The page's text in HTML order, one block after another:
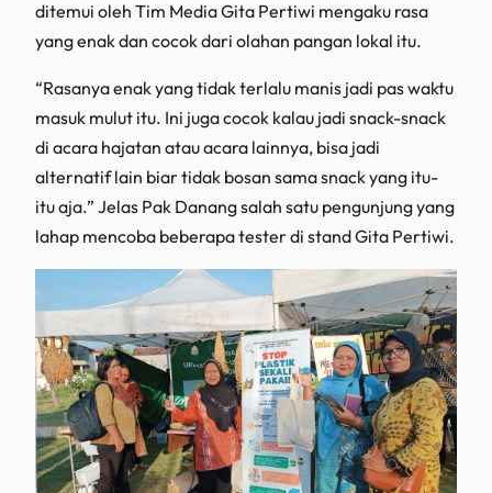
ditemui oleh Tim Media Gita Pertiwi mengaku rasa
yang enak dan cocok dari olahan pangan lokal itu.
“Rasanya enak yang tidak terlalu manis jadi pas waktu
masuk mulut itu. Ini juga cocok kalau jadi snack-snack
di acara hajatan atau acara lainnya, bisa jadi
alternatif lain biar tidak bosan sama snack yang itu-
itu aja.” Jelas Pak Danang salah satu pengunjung yang
lahap mencoba beberapa tester di stand Gita Pertiwi.